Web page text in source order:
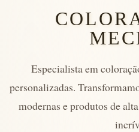
Especialista em
personalizadas.
modernas e produtos de